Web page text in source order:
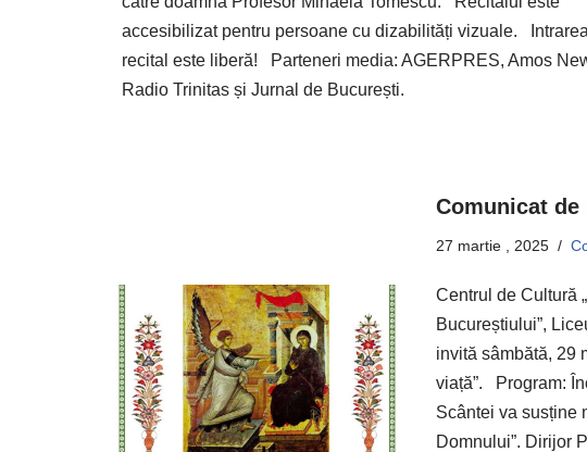
accesibilizat pentru persoane cu dizabilități vizuale.
recital este liberă! Parteneri media: AGERPRES, Amos
Radio Trinitas și Jurnal de București.
Comunicat de
27 martie , 2025
Centrul de Cultură
Bucureștiului”,
invită sâmbătă, 29
viață”. Program:
Scântei va susține
Domnului”. Dirijor